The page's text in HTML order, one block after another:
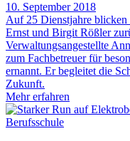
10. September 2018
Auf 25 Dienstjahre
Ernst und Birgit Rößler
Verwaltungsangestellte
zum Fachbetreuer für
ernannt. Er begleitet die
Zukunft.
Mehr erfahren
Berufsschule